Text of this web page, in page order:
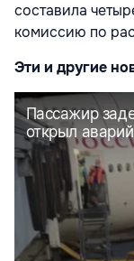
составила
комиссию по
Эти и другие